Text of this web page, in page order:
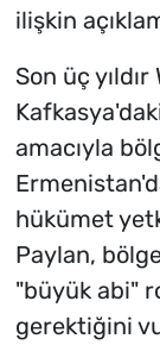
ilişkin
Son üç
amacıyla
hükümet
Paylan,
"büyük abi"
gerektiğini